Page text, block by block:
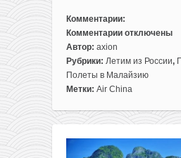
Комментарии:
Комментарии
к
записи
Air
China:
отключены
Автор: axion
Рубрики: Летим из России,
Полеты в Малайзию
Метки: Air China